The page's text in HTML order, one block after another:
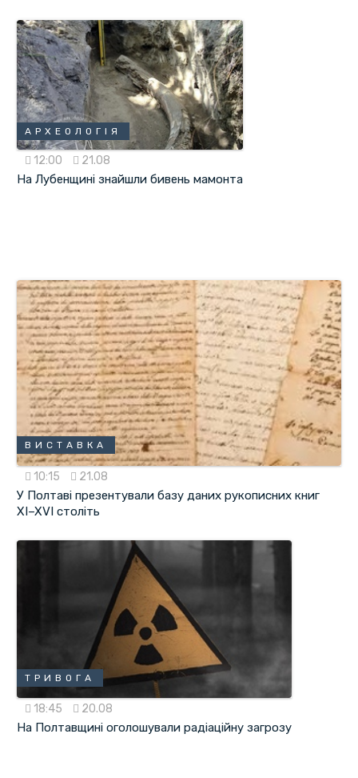
АРХЕОЛОГІЯ
12:00 21.08
На Лубенщині знайшли бивень мамонта
ВИСТАВКА
10:15 21.08
У Полтаві презентували базу даних рукописних книг
XI–XVI століть
ТРИВОГА
18:45 20.08
На Полтавщині оголошували радіаційну загрозу